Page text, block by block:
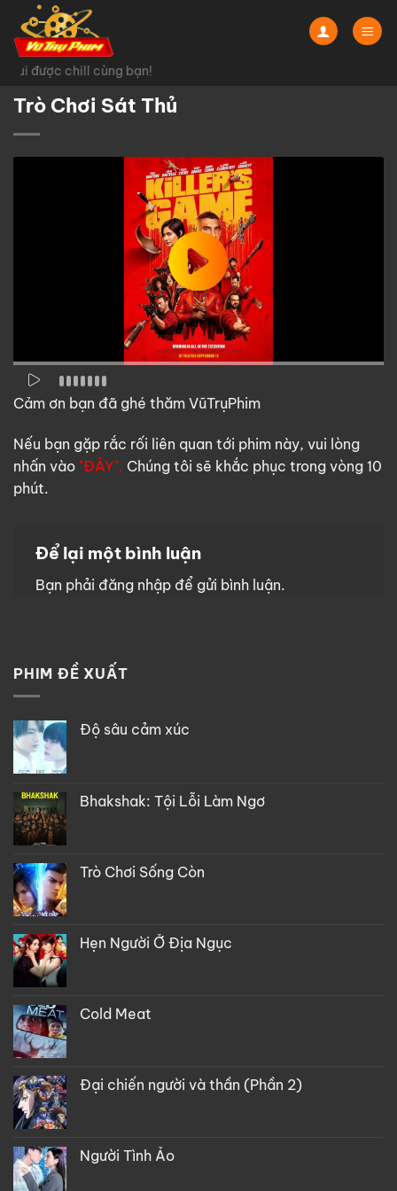
Chuyển
đến
nội
dung
vui được chill cùng bạn!
Trò Chơi Sát Thủ
Cảm ơn bạn đã ghé thăm VũTrụPhim
Nếu bạn gặp rắc rối liên quan tới phim này, vui lòng
nhấn vào "ĐÂY". Chúng tôi sẽ khắc phục trong vòng 10
phút.
Để lại một bình luận
Bạn phải đăng nhập để gửi bình luận.
PHIM ĐỀ XUẤT
Độ sâu cảm xúc
Bhakshak: Tội Lỗi Làm Ngơ
Trò Chơi Sống Còn
Hẹn Người Ở Địa Ngục
Cold Meat
Đại chiến người và thần (Phần 2)
Người Tình Ảo